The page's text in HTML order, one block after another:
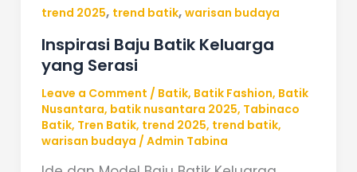
trend 2025, trend batik, warisan budaya
Inspirasi Baju Batik Keluarga
yang Serasi
Leave a Comment / Batik, Batik Fashion, Batik
Nusantara, batik nusantara 2025, Tabinaco
Batik, Tren Batik, trend 2025, trend batik,
warisan budaya /Admin Tabina